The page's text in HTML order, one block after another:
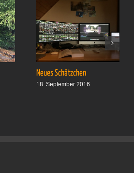
Neues Schätzchen
18. September 2016